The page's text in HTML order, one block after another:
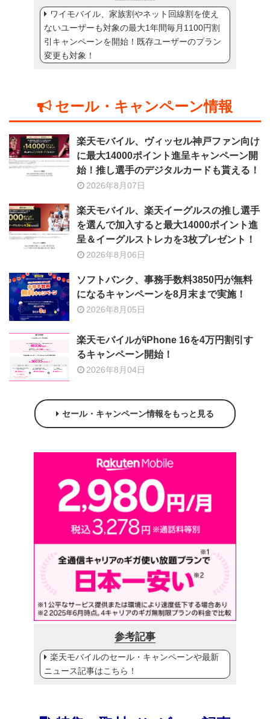
ワイモバイル、家族割やネット回線割を使え
ないユーザーも対象の最大1年間毎月1100円割
引キャンペーンを開始！既存ユーザーのプラン
変更も対象！
セール・キャンペーン情報
楽天モバイル、ヴィッセル神戸ファン向け
に最大14000ポイント進呈キャンペーン開
始！推し選手のデジタルカードも貰える！
2026年8月07日
楽天モバイル、楽天イーグルスの推し選手
を選んで加入すると最大14000ポイント進
呈＆イーグルストレカを3枚プレゼント！
2026年8月06日
ソフトバンク、事務手数料3850円が無料
になるキャンペーンを8月末まで実施！
2026年8月05日
楽天モバイルがiPhone 16を4万円割引す
るキャンペーン開始！
2026年8月04日
セール・キャンペーン情報をもっと見る
参考記事
楽天モバイルのセール・キャンペーンや最新
ニュース記事はこちら！